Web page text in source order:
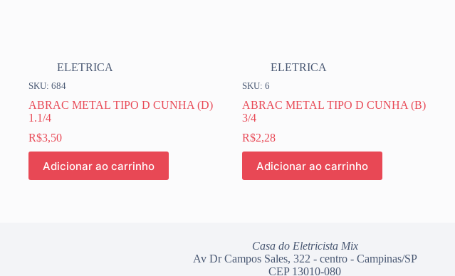
ELETRICA
SKU: 684
ABRAC METAL TIPO D CUNHA (D)
1.1/4
R$3,50
Adicionar ao carrinho
ELETRICA
SKU: 6
ABRAC METAL TIPO D CUNHA (B)
3/4
R$2,28
Adicionar ao carrinho
Casa do Eletricista Mix
Av Dr Campos Sales, 322 - centro - Campinas/SP
CEP 13010-080